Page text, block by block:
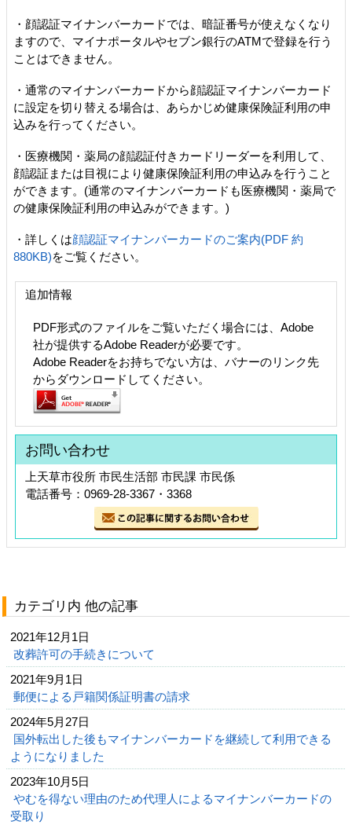
・顔認証マイナンバーカードでは、暗証番号が使えなくなり
ますので、マイナポータルやセブン銀行のATMで登録を行う
ことはできません。
・通常のマイナンバーカードから顔認証マイナンバーカード
に設定を切り替える場合は、あらかじめ健康保険証利用の申
込みを行ってください。
・医療機関・薬局の顔認証付きカードリーダーを利用して、
顔認証または目視により健康保険証利用の申込みを行うこと
ができます。(通常のマイナンバーカードも医療機関・薬局で
の健康保険証利用の申込みができます。)
・詳しくは顔認証マイナンバーカードのご案内(PDF 約
880KB)をご覧ください。
追加情報
PDF形式のファイルをご覧いただく場合には、Adobe
社が提供するAdobe Readerが必要です。
Adobe Readerをお持ちでない方は、バナーのリンク先
からダウンロードしてください。
お問い合わせ
上天草市役所 市民生活部 市民課 市民係
電話番号：0969-28-3367・3368
カテゴリ内 他の記事
2021年12月1日
改葬許可の手続きについて
2021年9月1日
郵便による戸籍関係証明書の請求
2024年5月27日
国外転出した後もマイナンバーカードを継続して利用できる
ようになりました
2023年10月5日
やむを得ない理由のため代理人によるマイナンバーカードの
受取り